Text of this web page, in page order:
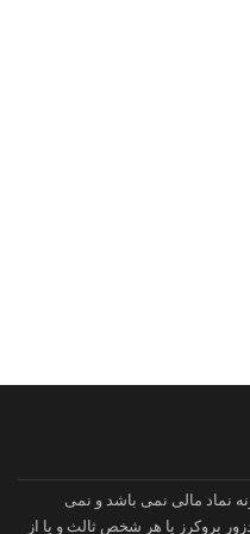
نماد مالی نمی باشد و نمی
بروکرز یا هر شخص ثالث و یا از